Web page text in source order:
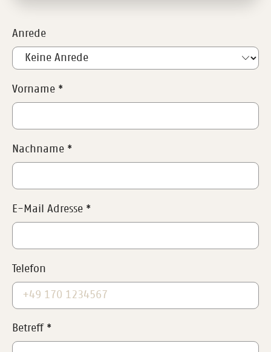
Anrede
Vorname *
Nachname *
E-Mail Adresse *
Telefon
Betreff *